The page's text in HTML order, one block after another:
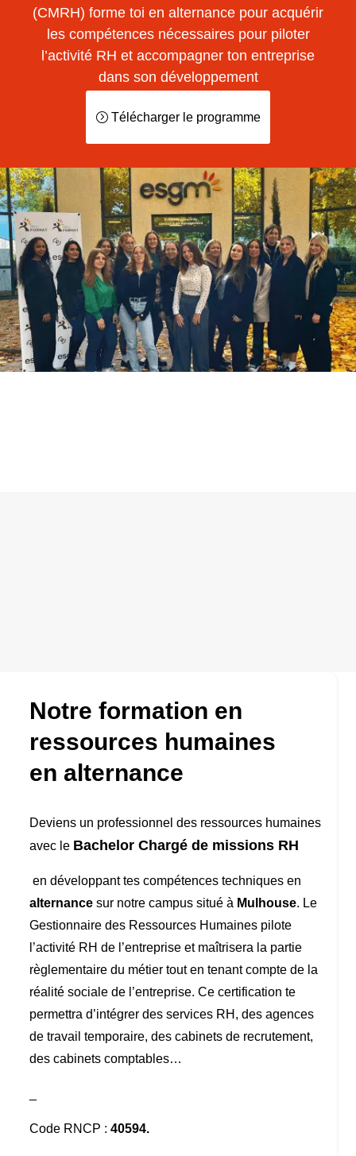
(CMRH) forme toi en alternance pour acquérir
les compétences nécessaires pour piloter
l’activité RH et accompagner ton entreprise
dans son développement
Télécharger le programme
Notre formation en
ressources humaines
en alternance
Deviens un professionnel des ressources humaines
avec le Bachelor Chargé de missions RH
en développant tes compétences techniques en
alternance sur notre campus situé à Mulhouse. Le
Gestionnaire des Ressources Humaines pilote
l’activité RH de l’entreprise et maîtrisera la partie
règlementaire du métier tout en tenant compte de la
réalité sociale de l’entreprise. Ce certification te
permettra d’intégrer des services RH, des agences
de travail temporaire, des cabinets de recrutement,
des cabinets comptables…
Code RNCP :40594.